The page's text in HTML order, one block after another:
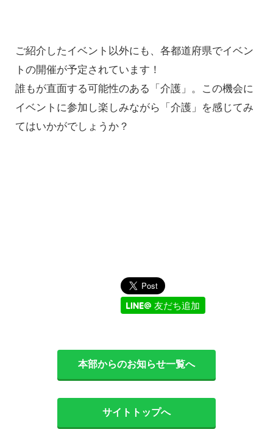
ご紹介したイベント以外にも、各都道府県でイベン
トの開催が予定されています！
誰もが直面する可能性のある「介護」。この機会に
イベントに参加し楽しみながら「介護」を感じてみ
てはいかがでしょうか？
友だち追加
本部からのお知らせ一覧へ
サイトトップへ